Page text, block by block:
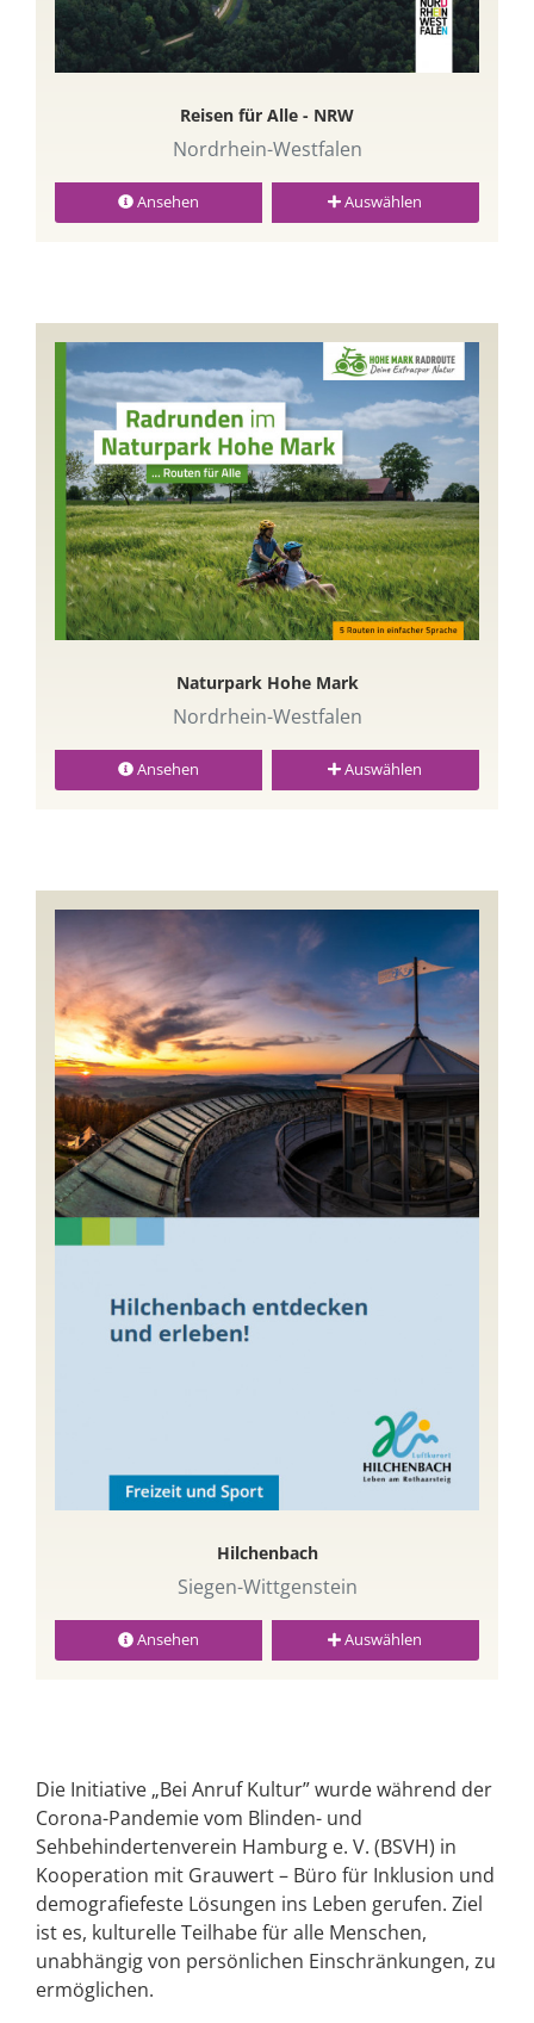
Reisen für Alle - NRW
Nordrhein-Westfalen
Ansehen Auswählen
Naturpark Hohe Mark
Nordrhein-Westfalen
Ansehen Auswählen
Hilchenbach
Siegen-Wittgenstein
Ansehen Auswählen
Die Initiative „Bei Anruf Kultur” wurde während der
Corona-Pandemie vom Blinden- und
Sehbehindertenverein Hamburg e. V. (BSVH) in
Kooperation mit Grauwert – Büro für Inklusion und
demografiefeste Lösungen ins Leben gerufen. Ziel
ist es, kulturelle Teilhabe für alle Menschen,
unabhängig von persönlichen Einschränkungen, zu
ermöglichen.